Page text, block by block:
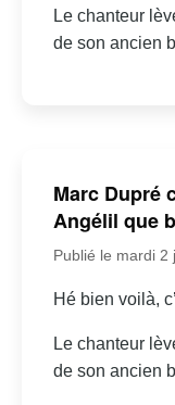
Le chanteur
de son ancien
Marc Dupré
Angélil que
Publié le mardi 2
Hé bien voilà,
Le chanteur
de son ancien